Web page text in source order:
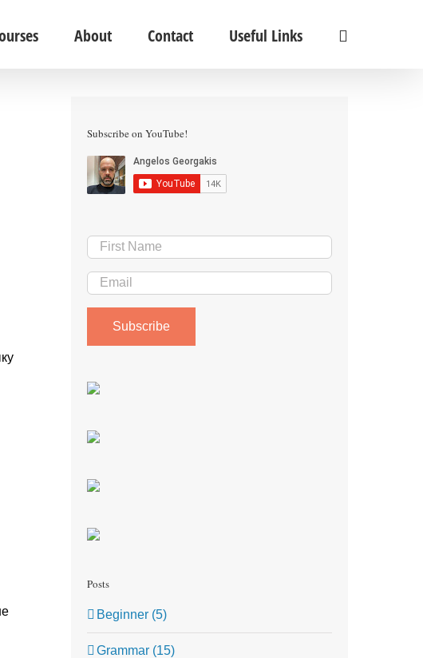
About Contact Useful Links
Subscribe on YouTube!
Subscribe
Posts
Beginner (5)
Grammar (15)